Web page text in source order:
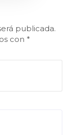
publicada.
con *